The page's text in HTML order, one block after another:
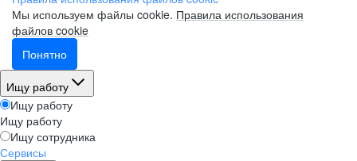
Мы используем файлы cookie. Правила использования
файлов cookie
Понятно
Ищу работу
Ищу работу
Ищу работу
Ищу сотрудника
Сервисы